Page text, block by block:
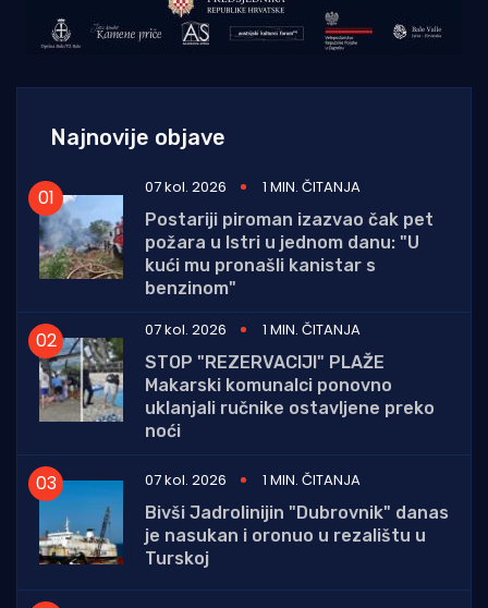
Najnovije objave
07 kol. 2026
1 MIN. ČITANJA
Postariji piroman izazvao čak pet
požara u Istri u jednom danu: "U
kući mu pronašli kanistar s
benzinom"
07 kol. 2026
1 MIN. ČITANJA
STOP "REZERVACIJI" PLAŽE
Makarski komunalci ponovno
uklanjali ručnike ostavljene preko
noći
07 kol. 2026
1 MIN. ČITANJA
Bivši Jadrolinijin "Dubrovnik" danas
je nasukan i oronuo u rezalištu u
Turskoj